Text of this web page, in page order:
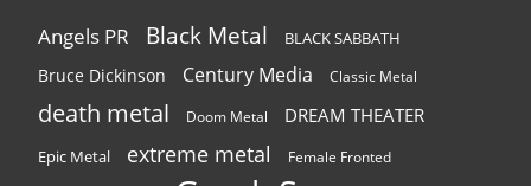
Angels PR Black Metal BLACK SABBATH
Bruce Dickinson Century Media Classic Metal
death metal Doom Metal DREAM THEATER
Epic Metal extreme metal Female Fronted